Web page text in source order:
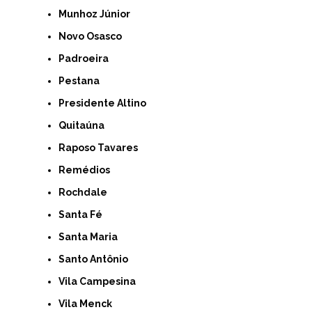
Munhoz Júnior
Novo Osasco
Padroeira
Pestana
Presidente Altino
Quitaúna
Raposo Tavares
Remédios
Rochdale
Santa Fé
Santa Maria
Santo Antônio
Vila Campesina
Vila Menck